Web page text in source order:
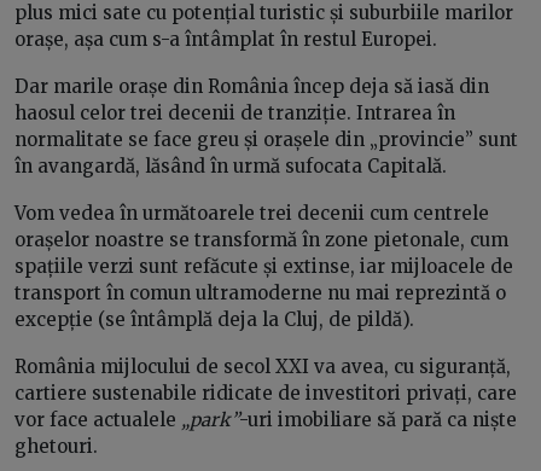
plus mici sate cu potențial turistic și suburbiile marilor
orașe, așa cum s-a întâmplat în restul Europei.
Dar marile orașe din România încep deja să iasă din
haosul celor trei decenii de tranziție. Intrarea în
normalitate se face greu și orașele din „provincie” sunt
în avangardă, lăsând în urmă sufocata Capitală.
Vom vedea în următoarele trei decenii cum centrele
orașelor noastre se transformă în zone pietonale, cum
spațiile verzi sunt refăcute și extinse, iar mijloacele de
transport în comun ultramoderne nu mai reprezintă o
excepție (se întâmplă deja la Cluj, de pildă).
România mijlocului de secol XXI va avea, cu siguranță,
cartiere sustenabile ridicate de investitori privați, care
vor face actualele „park”-uri imobiliare să pară ca niște
ghetouri.